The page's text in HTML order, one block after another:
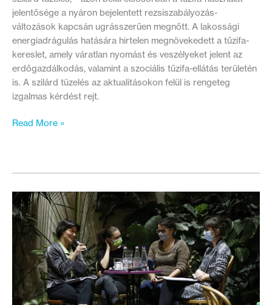
jelentősége a nyáron bejelentett rezsiszabályozás-
változások kapcsán ugrásszerűen megnőtt. A lakossági
energiadrágulás hatására hirtelen megnövekedett a tűzifa-
kereslet, amely váratlan nyomást és veszélyeket jelent az
erdőgazdálkodás, valamint a szociális tűzifa-ellátás területén
is. A szilárd tüzelés az aktualitásokon felül is rengeteg
izgalmas kérdést rejt.
Vissza
lakossági
szilárd
tüzelés
kihívásai,
lehetőségei
ellentmondásai
Read More »